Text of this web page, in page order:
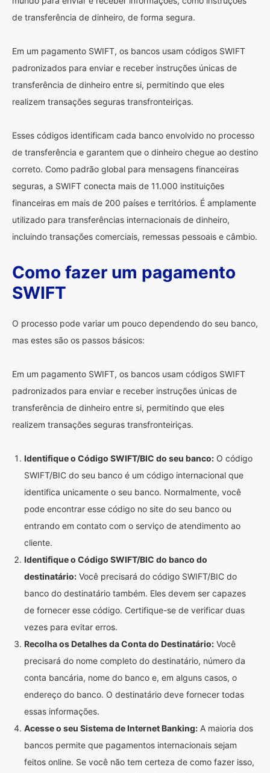
de transferência de dinheiro, de forma segura.
Em um pagamento SWIFT, os bancos usam códigos SWIFT
padronizados para enviar e receber instruções únicas de
transferência de dinheiro entre si, permitindo que eles
realizem transações seguras transfronteiriças.
Esses códigos identificam cada banco envolvido no processo
de transferência e garantem que o dinheiro chegue ao destino
correto. Como padrão global para mensagens financeiras
seguras, a SWIFT conecta mais de 11.000 instituições
financeiras em mais de 200 países e territórios. É amplamente
utilizado para transferências internacionais de dinheiro,
incluindo transações comerciais, remessas pessoais e câmbio.
Como fazer um pagamento
SWIFT
O processo pode variar um pouco dependendo do seu banco,
mas estes são os passos básicos:
Em um pagamento SWIFT, os bancos usam códigos SWIFT
padronizados para enviar e receber instruções únicas de
transferência de dinheiro entre si, permitindo que eles
realizem transações seguras transfronteiriças.
Identifique o Código SWIFT/BIC do seu banco: O código
SWIFT/BIC do seu banco é um código internacional que
identifica unicamente o seu banco. Normalmente, você
pode encontrar esse código no site do seu banco ou
entrando em contato com o serviço de atendimento ao
cliente.
Identifique o Código SWIFT/BIC do banco do
destinatário: Você precisará do código SWIFT/BIC do
banco do destinatário também. Eles devem ser capazes
de fornecer esse código. Certifique-se de verificar duas
vezes para evitar erros.
Recolha os Detalhes da Conta do Destinatário: Você
precisará do nome completo do destinatário, número da
conta bancária, nome do banco e, em alguns casos, o
endereço do banco. O destinatário deve fornecer todas
essas informações.
Acesse o seu Sistema de Internet Banking: A maioria dos
bancos permite que pagamentos internacionais sejam
feitos online. Se você não tem certeza de como fazer isso,